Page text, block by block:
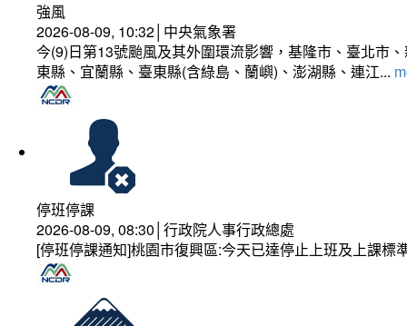
強風
2026-08-09, 10:32│中央氣象署
今(9)日第13號颱風及其外圍環流影響，基隆市、臺北市
東縣、宜蘭縣、臺東縣(含綠島、蘭嶼)、澎湖縣、連江...
停班停課
2026-08-09, 08:30│行政院人事行政總處
[停班停課通知]桃園市復興區:今天已達停止上班及上課